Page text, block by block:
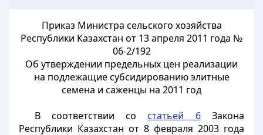
Приказ Министра сельского хозяйства
Республики Казахстан от 13 апреля 2011 года №
06-2/192
Об утверждении предельных цен реализации
на подлежащие субсидированию элитные
семена и саженцы на 2011 год
В соответствии со статьей 6Закона
Республики Казахстан от 8 февраля 2003 года